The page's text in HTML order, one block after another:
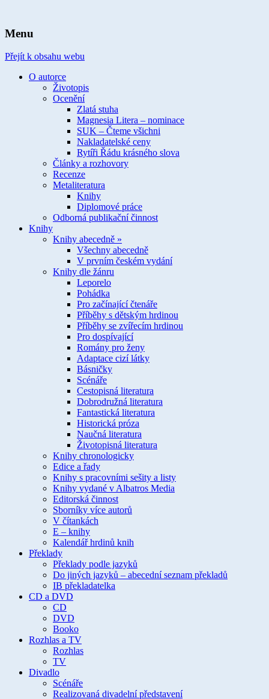
Ivona Březinová
Menu
Přejít k obsahu webu
O autorce
Životopis
Ocenění
Zlatá stuha
Magnesia Litera – nominace
SUK – Čteme všichni
Nakladatelské ceny
Rytíři Řádu krásného slova
Články a rozhovory
Recenze
Metaliteratura
Knihy
Diplomové práce
Odborná publikační činnost
Knihy
Knihy abecedně »
Všechny abecedně
V prvním českém vydání
Knihy dle žánru
Leporelo
Pohádka
Pro začínající čtenáře
Příběhy s dětským hrdinou
Příběhy se zvířecím hrdinou
Pro dospívající
Romány pro ženy
Adaptace cizí látky
Básničky
Scénáře
Cestopisná literatura
Dobrodružná literatura
Fantastická literatura
Historická próza
Naučná literatura
Životopisná literatura
Knihy chronologicky
Edice a řady
Knihy s pracovními sešity a listy
Knihy vydané v Albatros Media
Editorská činnost
Sborníky více autorů
V čítankách
E – knihy
Kalendář hrdinů knih
Překlady
Překlady podle jazyků
Do jiných jazyků – abecední seznam překladů
IB překladatelka
CD a DVD
CD
DVD
Booko
Rozhlas a TV
Rozhlas
TV
Divadlo
Scénáře
Realizovaná divadelní představení